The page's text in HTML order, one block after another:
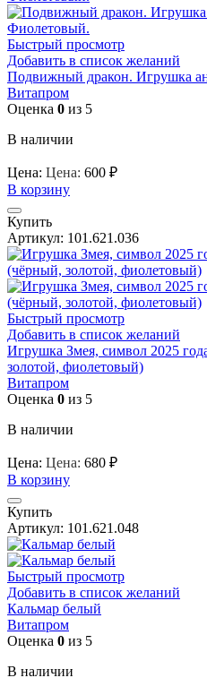
Быстрый просмотр
Добавить в список желаний
Подвижный дракон. Игрушка
Витапром
Оценка 0 из 5
В наличии
Цена: Цена: 600 ₽
В корзину
Купить
Артикул: 101.621.036
Быстрый просмотр
Добавить в список желаний
Игрушка Змея, символ 2025
золотой, фиолетовый)
Витапром
Оценка 0 из 5
В наличии
Цена: Цена: 680 ₽
В корзину
Купить
Артикул: 101.621.048
Быстрый просмотр
Добавить в список желаний
Кальмар белый
Витапром
Оценка 0 из 5
В наличии